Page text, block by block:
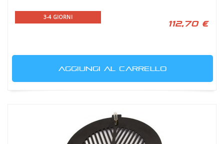
3-4 GIORNI
112,70 €
AGGIUNGI AL CARRELLO